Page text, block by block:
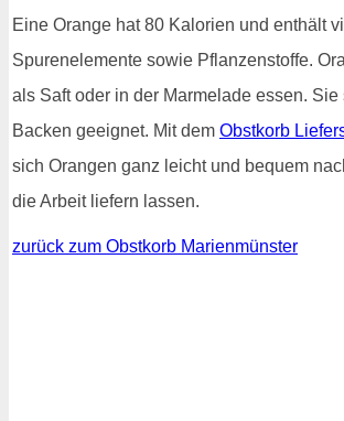
Eine Orange hat 80 Kalorien und enthält
Spurenelemente sowie Pflanzenstoffe.
als Saft oder in der Marmelade essen.
Backen geeignet. Mit dem Obstkorb
sich Orangen ganz leicht und bequem
die Arbeit liefern lassen.
zurück zum Obstkorb Marienmünster